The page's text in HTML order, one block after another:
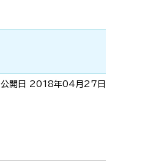
公開日 2018年04月27日